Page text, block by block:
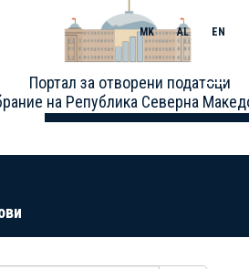
Портал за отворени податоци
на Република Северна
MK AL EN
Toggle